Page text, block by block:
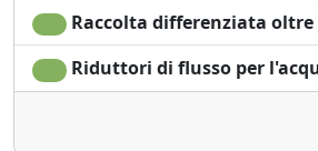
Raccolta differenziata oltre
Riduttori di flusso per